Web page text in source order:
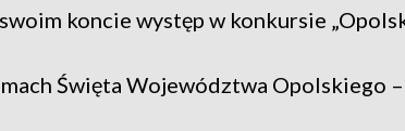
koncie występ w konkursie
Święta Województwa Opolskiego